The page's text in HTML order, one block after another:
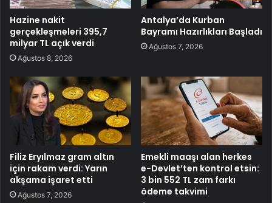
Hazine nakit
gerçekleşmeleri 395,7
milyar TL açık verdi
Ağustos 8, 2026
Antalya’da Kurban
Bayramı Hazırlıkları Başladı
Ağustos 7, 2026
Filiz Eryılmaz gram altın
için rakam verdi: Yarın
akşama işaret etti
Ağustos 7, 2026
Emekli maaşı alan herkes
e-Devlet’ten kontrol etsin:
3 bin 552 TL zam farkı
ödeme takvimi